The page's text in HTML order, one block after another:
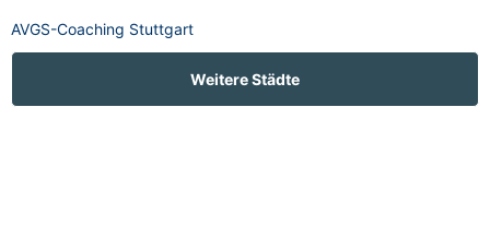
AVGS-Coaching Stuttgart
Weitere Städte